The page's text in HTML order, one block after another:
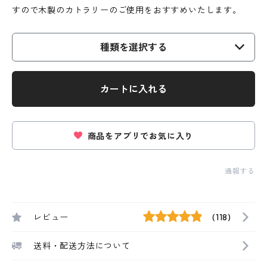
すので木製のカトラリーのご使用をおすすめいたします。
種類を選択する
カートに入れる
商品をアプリでお気に入り
通報する
レビュー (118)
送料・配送方法について